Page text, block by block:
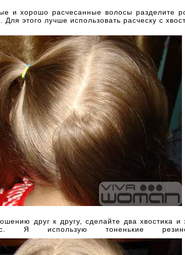
и хорошо расчесанные волосы разделите
Для этого лучше использовать расческу с
друг к другу, сделайте два хвостика и
Я использую тоненькие